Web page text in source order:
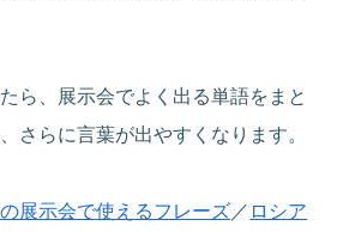
ら、展示会でよく出る単語をまと
さらに言葉が出やすくなります。
展示会で使えるフレーズ ／ ロシア